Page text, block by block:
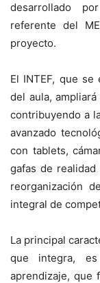
desarrollado
referente del
proyecto.
El INTEF, que se
del aula,
contribuyendo a
avanzado
con tablets,
gafas de
reorganización
integral de
La principal
que integra,
aprendizaje, que